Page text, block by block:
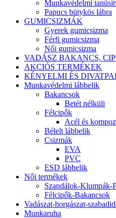
Munkavédelmi
Papucs bütykös lábra
GUMICSIZMÁK
Gyerek gumicsizma
Férfi gumicsizma
Női gumicsizma
VADÁSZ BAKANCS,
AKCIÓS TERMÉKEK
KÉNYELMI ÉS
Munkavédelmi lábbelik
Bakancsok
Betét nélküli
Félcipők
Acél és
Bélelt lábbelik
Csizmák
EVA
PVC
ESD lábbelik
Női termékek
Szandálok-Klumpák-
Félcipők-Bakancsok
Vadászat-horgászat-
Munkaruha